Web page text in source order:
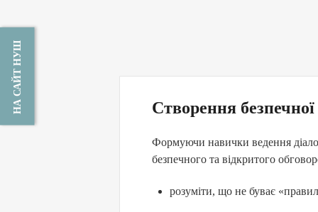
НА САЙТ НУШ Створення
Формуючи навички ведення
безпечного та відкритого
розуміти, що не буває